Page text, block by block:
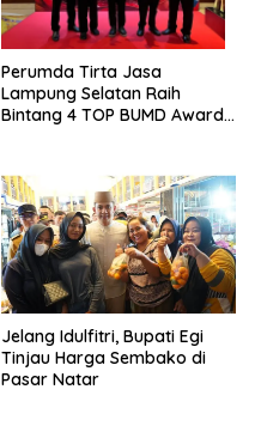
Perumda Tirta Jasa
Lampung Selatan Raih
Bintang 4 TOP BUMD Awards
Jelang Idulfitri, Bupati Egi
Tinjau Harga Sembako di
Pasar Natar